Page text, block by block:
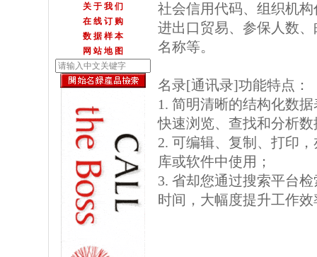
关 于 我 们
在 线 订 购
数 据 样 本
网 站 地 图
社会信用代码、组织机
进出口贸易、参保人数
名称等。
名录[通讯录]功能特点：
1. 简明清晰的结构化数
快速浏览、查找和分析数
2. 可编辑、复制、打印
库或软件中使用；
3. 省却您通过搜索平台
时间，大幅度提升工作效